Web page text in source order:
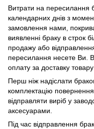
Витрати на пересилання
календарних днів з
замовлення нами,
виявленні браку в строк
продажу або
пересилання несете Ви.
оплату за доставку
Перш ніж надіслати
комплектацію
відправляти виріб у
аксесуарами.
Під час відправлення